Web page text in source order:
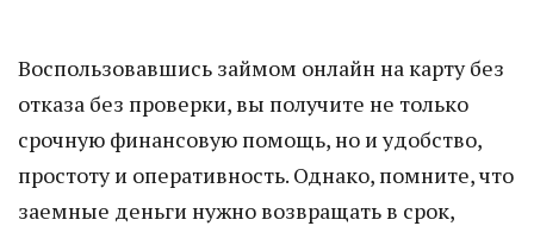
Воспользовавшись займом онлайн на карту без
отказа без проверки, вы получите не только
срочную финансовую помощь, но и удобство,
простоту и оперативность. Однако, помните, что
заемные деньги нужно возвращать в срок,